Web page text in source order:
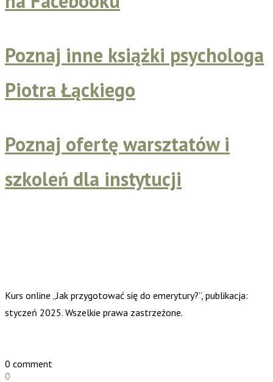
Poznaj inne książki psychologa
Piotra Łąckiego
Poznaj ofertę warsztatów i
szkoleń dla instytucji
Kurs online „Jak przygotować się do emerytury?”, publikacja:
styczeń 2025. Wszelkie prawa zastrzeżone.
0 comment
0